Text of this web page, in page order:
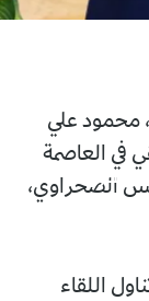
مختصر
محمود علي
في العاصمة
الصحراوي،
اللقاء